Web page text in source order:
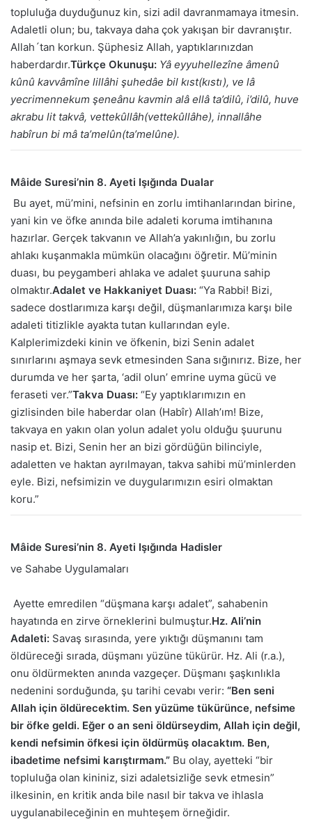
topluluğa duyduğunuz kin, sizi adil davranmamaya itmesin.
Adaletli olun; bu, takvaya daha çok yakışan bir davranıştır.
Allah´tan korkun. Şüphesiz Allah, yaptıklarınızdan
haberdardır.Türkçe Okunuşu: Yâ eyyuhellezîne âmenû
kûnû kavvâmîne lillâhi şuhedâe bil kıst(kıstı), ve lâ
yecrimennekum şeneânu kavmin alâ ellâ ta’dilû, i’dilû, huve
akrabu lit takvâ, vettekûllâh(vettekûllâhe), innallâhe
habîrun bi mâ ta’melûn(ta’melûne).
Mâide Suresi’nin 8. Ayeti Işığında Dualar
Bu ayet, mü’mini, nefsinin en zorlu imtihanlarından birine,
yani kin ve öfke anında bile adaleti koruma imtihanına
hazırlar. Gerçek takvanın ve Allah’a yakınlığın, bu zorlu
ahlakı kuşanmakla mümkün olacağını öğretir. Mü’minin
duası, bu peygamberi ahlaka ve adalet şuuruna sahip
olmaktır.Adalet ve Hakkaniyet Duası: “Ya Rabbi! Bizi,
sadece dostlarımıza karşı değil, düşmanlarımıza karşı bile
adaleti titizlikle ayakta tutan kullarından eyle.
Kalplerimizdeki kinin ve öfkenin, bizi Senin adalet
sınırlarını aşmaya sevk etmesinden Sana sığınırız. Bize, her
durumda ve her şarta, ‘adil olun’ emrine uyma gücü ve
feraseti ver.”Takva Duası: “Ey yaptıklarımızın en
gizlisinden bile haberdar olan (Habîr) Allah’ım! Bize,
takvaya en yakın olan yolun adalet yolu olduğu şuurunu
nasip et. Bizi, Senin her an bizi gördüğün bilinciyle,
adaletten ve haktan ayrılmayan, takva sahibi mü’minlerden
eyle. Bizi, nefsimizin ve duygularımızın esiri olmaktan
koru.”
Mâide Suresi’nin 8. Ayeti Işığında Hadisler
ve Sahabe Uygulamaları
Ayette emredilen “düşmana karşı adalet”, sahabenin
hayatında en zirve örneklerini bulmuştur.Hz. Ali’nin
Adaleti: Savaş sırasında, yere yıktığı düşmanını tam
öldüreceği sırada, düşmanı yüzüne tükürür. Hz. Ali (r.a.),
onu öldürmekten anında vazgeçer. Düşmanı şaşkınlıkla
nedenini sorduğunda, şu tarihi cevabı verir: “Ben seni
Allah için öldürecektim. Sen yüzüme tükürünce, nefsime
bir öfke geldi. Eğer o an seni öldürseydim, Allah için değil,
kendi nefsimin öfkesi için öldürmüş olacaktım. Ben,
ibadetime nefsimi karıştırmam.” Bu olay, ayetteki “bir
topluluğa olan kininiz, sizi adaletsizliğe sevk etmesin”
ilkesinin, en kritik anda bile nasıl bir takva ve ihlasla
uygulanabileceğinin en muhteşem örneğidir.